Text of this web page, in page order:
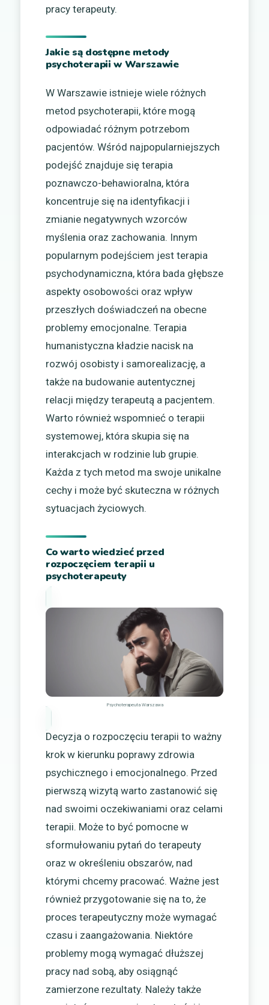
pracy terapeuty.
Jakie są dostępne metody
psychoterapii w Warszawie
W Warszawie istnieje wiele różnych
metod psychoterapii, które mogą
odpowiadać różnym potrzebom
pacjentów. Wśród najpopularniejszych
podejść znajduje się terapia
poznawczo-behawioralna, która
koncentruje się na identyfikacji i
zmianie negatywnych wzorców
myślenia oraz zachowania. Innym
popularnym podejściem jest terapia
psychodynamiczna, która bada głębsze
aspekty osobowości oraz wpływ
przeszłych doświadczeń na obecne
problemy emocjonalne. Terapia
humanistyczna kładzie nacisk na
rozwój osobisty i samorealizację, a
także na budowanie autentycznej
relacji między terapeutą a pacjentem.
Warto również wspomnieć o terapii
systemowej, która skupia się na
interakcjach w rodzinie lub grupie.
Każda z tych metod ma swoje unikalne
cechy i może być skuteczna w różnych
sytuacjach życiowych.
Co warto wiedzieć przed
rozpoczęciem terapii u
psychoterapeuty
Psychoterapeuta Warszawa
Decyzja o rozpoczęciu terapii to ważny
krok w kierunku poprawy zdrowia
psychicznego i emocjonalnego. Przed
pierwszą wizytą warto zastanowić się
nad swoimi oczekiwaniami oraz celami
terapii. Może to być pomocne w
sformułowaniu pytań do terapeuty
oraz w określeniu obszarów, nad
którymi chcemy pracować. Ważne jest
również przygotowanie się na to, że
proces terapeutyczny może wymagać
czasu i zaangażowania. Niektóre
problemy mogą wymagać dłuższej
pracy nad sobą, aby osiągnąć
zamierzone rezultaty. Należy także